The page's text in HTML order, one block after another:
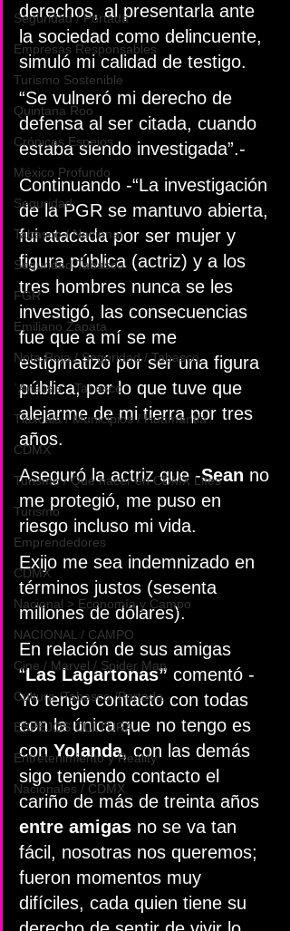
Seguridad / Portada
Empresas Responsables
Turismo Sostenible
Quintana Roo
Crónicas Espejos
México Profundo
Seguridad
Tabasco / Nacional
Seguridad Tabasco
FGR
Emiliano Zapata
Nota Roja / Seguridad / Tabasco
`Análisis` `Tabasco`
Tlaxcala / Municipios / Huamantla
CDMX
Turismo / Qué hacer en CDMX Lifes
Turismo
Emprendedores
CDMX
Nacional > Economía y Campo
NACIONAL / CAMPO
Cine / Marvel / Spider Man
Cultura /Tabasco /Portada
ESPEJOS CULTURA
Entretenimiento y Reality
Nacionales / CDMX
derechos, al presentarla ante
la sociedad como delincuente,
simuló mi calidad de testigo.
“Se vulneró mi derecho de
defensa al ser citada, cuando
estaba siendo investigada”.-
Continuando -“La investigación
de la PGR se mantuvo abierta,
fui atacada por ser mujer y
figura pública (actriz) y a los
tres hombres nunca se les
investigó, las consecuencias
fue que a mí se me
estigmatizó por ser una figura
pública, por lo que tuve que
alejarme de mi tierra por tres
años.
Aseguró la actriz que -Sean no
me protegió, me puso en
riesgo incluso mi vida.
Exijo me sea indemnizado en
términos justos (sesenta
millones de dólares).
En relación de sus amigas
“Las Lagartonas” comentó -
Yo tengo contacto con todas
con la única que no tengo es
con Yolanda, con las demás
sigo teniendo contacto el
cariño de más de treinta años
entre amigas no se va tan
fácil, nosotras nos queremos;
fueron momentos muy
difíciles, cada quien tiene su